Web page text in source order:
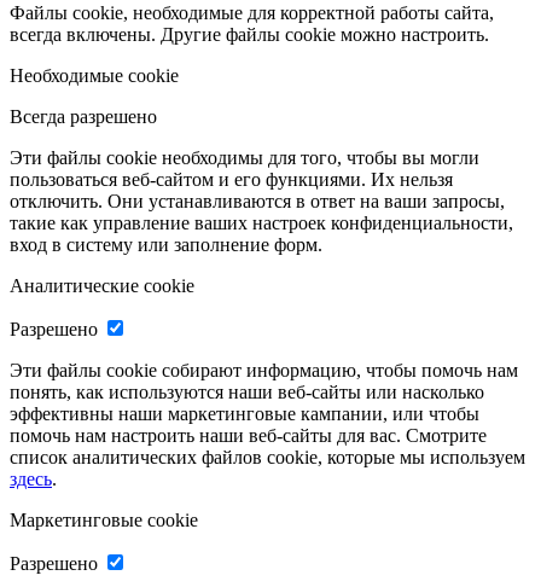
Файлы cookie, необходимые для корректной работы сайта,
всегда включены. Другие файлы cookie можно настроить.
Необходимые cookie
Всегда разрешено
Эти файлы cookie необходимы для того, чтобы вы могли
пользоваться веб-сайтом и его функциями. Их нельзя
отключить. Они устанавливаются в ответ на ваши запросы,
такие как управление ваших настроек конфиденциальности,
вход в систему или заполнение форм.
Аналитические cookie
Разрешено
Эти файлы cookie собирают информацию, чтобы помочь нам
понять, как используются наши веб-сайты или насколько
эффективны наши маркетинговые кампании, или чтобы
помочь нам настроить наши веб-сайты для вас. Смотрите
список аналитических файлов cookie, которые мы используем
здесь.
Маркетинговые cookie
Разрешено